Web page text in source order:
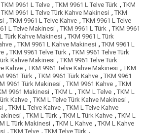
TKM 9961 L Telve , TKM 9961 L Telve Türk , TKM
TKM 9961 L Telve Türk Kahve Makinesi , TKM
, TKM 9961 L Telve Kahve , TKM 9961 L Telve
L Telve Makinesi , TKM 9961 L Türk , TKM 9961
Türk Kahve Makinesi , TKM 9961 L Türk
, TKM 9961 L Kahve Makinesi , TKM 9961 L
, TKM 9961 Telve Türk , TKM 9961 Telve Türk
Kahve Makinesi , TKM 9961 Telve Türk
Kahve , TKM 9961 Telve Kahve Makinesi , TKM
9961 Türk , TKM 9961 Türk Kahve , TKM 9961
9961 Türk Makinesi , TKM 9961 Kahve , TKM
9961 Makinesi , TKM L , TKM L Telve , TKM L
Kahve , TKM L Telve Türk Kahve Makinesi ,
, TKM L Telve Kahve , TKM L Telve Kahve
, TKM L Türk , TKM L Türk Kahve , TKM L
L Türk Makinesi , TKM L Kahve , TKM L Kahve
, TKM Telve , TKM Telve Türk ,